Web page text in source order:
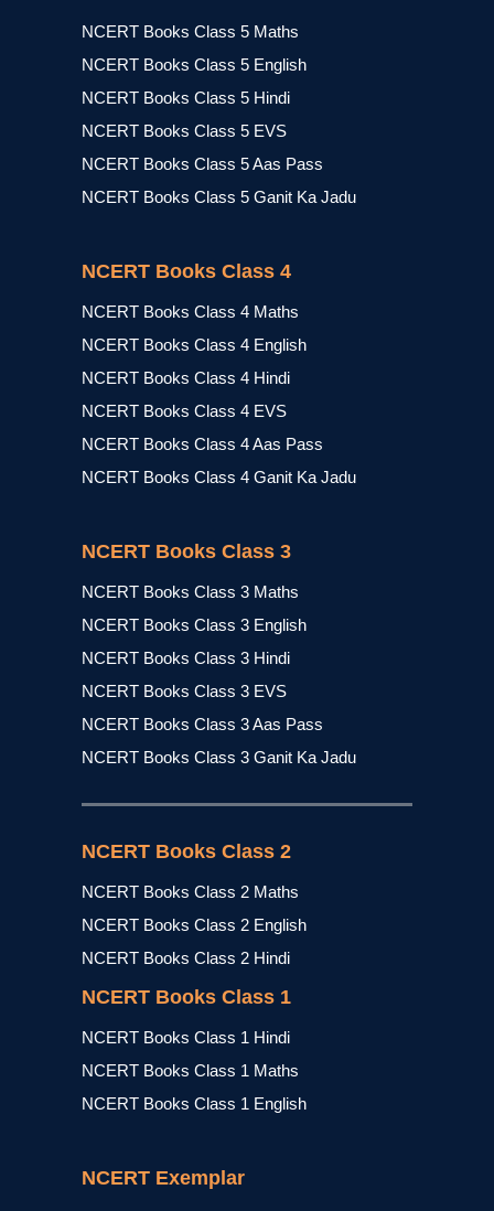
NCERT Books Class 5 Maths
NCERT Books Class 5 English
NCERT Books Class 5 Hindi
NCERT Books Class 5 EVS
NCERT Books Class 5 Aas Pass
NCERT Books Class 5 Ganit Ka Jadu
NCERT Books Class 4
NCERT Books Class 4 Maths
NCERT Books Class 4 English
NCERT Books Class 4 Hindi
NCERT Books Class 4 EVS
NCERT Books Class 4 Aas Pass
NCERT Books Class 4 Ganit Ka Jadu
NCERT Books Class 3
NCERT Books Class 3 Maths
NCERT Books Class 3 English
NCERT Books Class 3 Hindi
NCERT Books Class 3 EVS
NCERT Books Class 3 Aas Pass
NCERT Books Class 3 Ganit Ka Jadu
NCERT Books Class 2
NCERT Books Class 2 Maths
NCERT Books Class 2 English
NCERT Books Class 2 Hindi
NCERT Books Class 1
NCERT Books Class 1 Hindi
NCERT Books Class 1 Maths
NCERT Books Class 1 English
NCERT Exemplar